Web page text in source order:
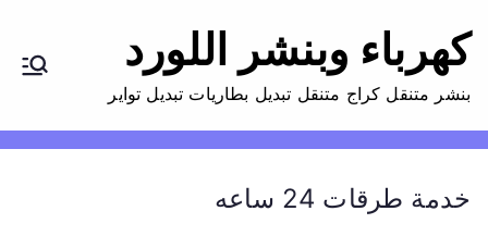
إ
كهرباء وبنشر اللورد
بنشر متنقل كراج متنقل تبديل بطاريات تبديل تواير
خدمة طرقات 24 ساعه